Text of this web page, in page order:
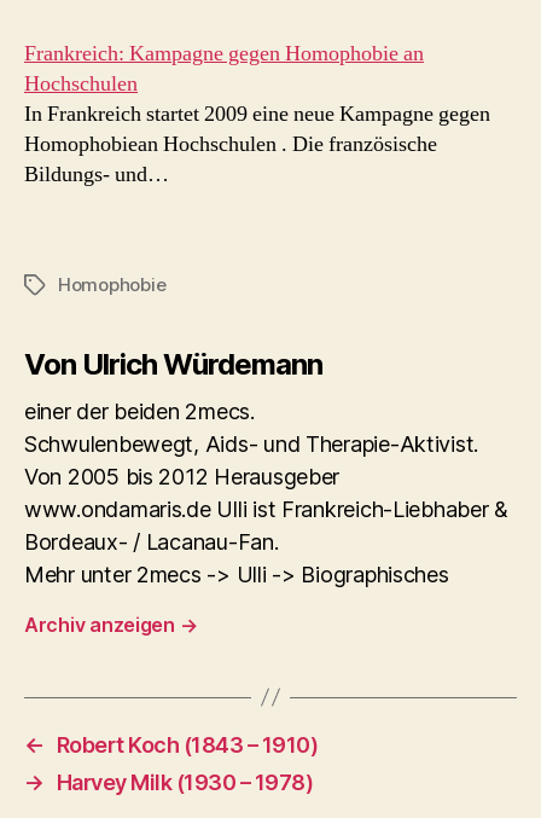
Frankreich: Kampagne gegen Homophobie an
Hochschulen
In Frankreich startet 2009 eine neue Kampagne gegen
Homophobiean Hochschulen . Die französische
Bildungs- und…
Schlagwörter
Homophobie
Von Ulrich Würdemann
einer der beiden 2mecs.
Schwulenbewegt, Aids- und Therapie-Aktivist.
Von 2005 bis 2012 Herausgeber
www.ondamaris.de Ulli ist Frankreich-Liebhaber &
Bordeaux- / Lacanau-Fan.
Mehr unter 2mecs -> Ulli -> Biographisches
Archiv anzeigen →
←
Robert Koch (1843 – 1910)
→
Harvey Milk (1930 – 1978)